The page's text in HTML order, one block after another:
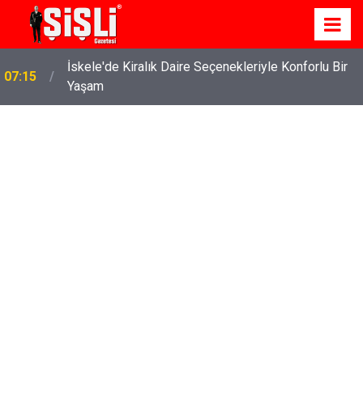
07:15
İskele'de Kiralık Daire Seçenekleriyle Konforlu Bir
Yaşam